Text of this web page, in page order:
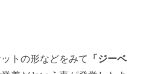
トの形などをみて
「ジーベ